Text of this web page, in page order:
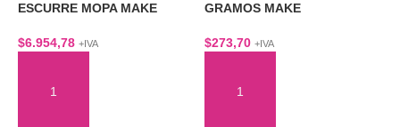
ESCURRE MOPA MAKE
$6.954,78 +IVA
GRAMOS MAKE
$273,70 +IVA